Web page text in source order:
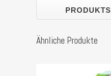
Ähnliche Produkte